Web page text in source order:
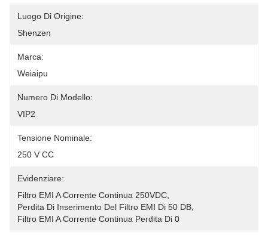
Luogo Di Origine:
Shenzen
Marca:
Weiaipu
Numero Di Modello:
VIP2
Tensione Nominale:
250 V CC
Evidenziare:
Filtro EMI A Corrente Continua 250VDC
Perdita Di Inserimento Del Filtro EMI Di 50 DB
Filtro EMI A Corrente Continua Perdita Di 0